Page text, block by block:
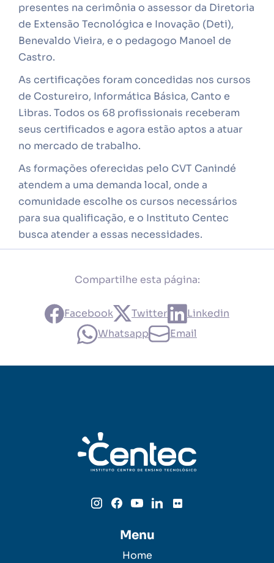
presentes na cerimônia o assessor da Diretoria
de Extensão Tecnológica e Inovação (Deti),
Benevaldo Vieira, e o pedagogo Manoel de
Castro.
As certificações foram concedidas nos cursos
de Costureiro, Informática Básica, Canto e
Libras. Todos os 68 profissionais receberam
seus certificados e agora estão aptos a atuar
no mercado de trabalho.
As formações oferecidas pelo CVT Canindé
atendem a uma demanda local, onde a
comunidade escolhe os cursos necessários
para sua qualificação, e o Instituto Centec
busca atender a essas necessidades.
Compartilhe esta página:
Facebook Twitter
Linkedin
Whatsapp
Email
Menu
Home